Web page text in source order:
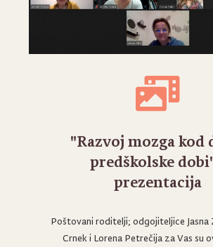
"Razvoj mozga kod
predškolske
prezentacija
Poštovani roditelji; odgojiteljice Jasna
Crnek i Lorena Petrečija za Vas su